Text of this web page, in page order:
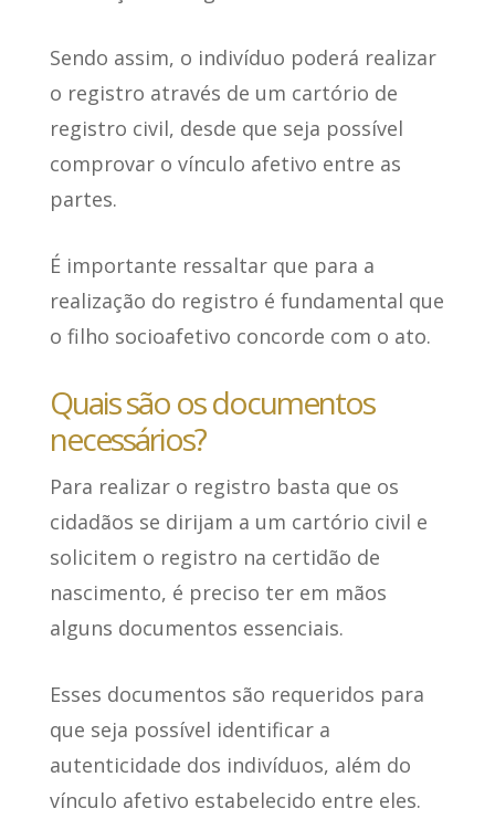
Sendo assim, o indivíduo poderá realizar
o registro através de um cartório de
registro civil, desde que seja possível
comprovar o vínculo afetivo entre as
partes.
É importante ressaltar que para a
realização do registro é fundamental que
o filho socioafetivo concorde com o ato.
Quais são os documentos
necessários?
Para realizar o registro basta que os
cidadãos se dirijam a um cartório civil e
solicitem o registro na certidão de
nascimento, é preciso ter em mãos
alguns documentos essenciais.
Esses documentos são requeridos para
que seja possível identificar a
autenticidade dos indivíduos, além do
vínculo afetivo estabelecido entre eles.